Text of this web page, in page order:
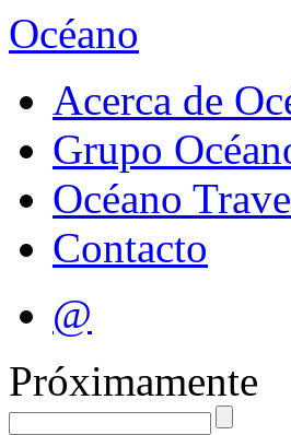
Océano
Acerca de
Grupo
Océano
Contacto
@
Próximamente